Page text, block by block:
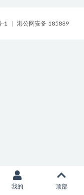
-1 港公网安备 185889
我的 顶部